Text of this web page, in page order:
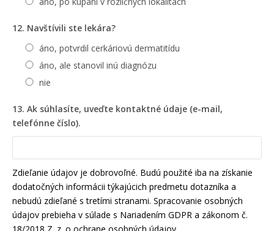
12. Navštívili ste lekára?
áno, potvrdil cerkáriovú dermatitídu
áno, ale stanovil inú diagnózu
nie
13. Ak súhlasíte, uveďte kontaktné údaje (e-mail,
telefónne číslo).
Zdieľanie údajov je dobrovoľné. Budú použité iba na získanie
dodatočných informácii týkajúcich predmetu dotazníka a
nebudú zdieľané s tretími stranami. Spracovanie osobných
údajov prebieha v súlade s Nariadením GDPR a zákonom č.